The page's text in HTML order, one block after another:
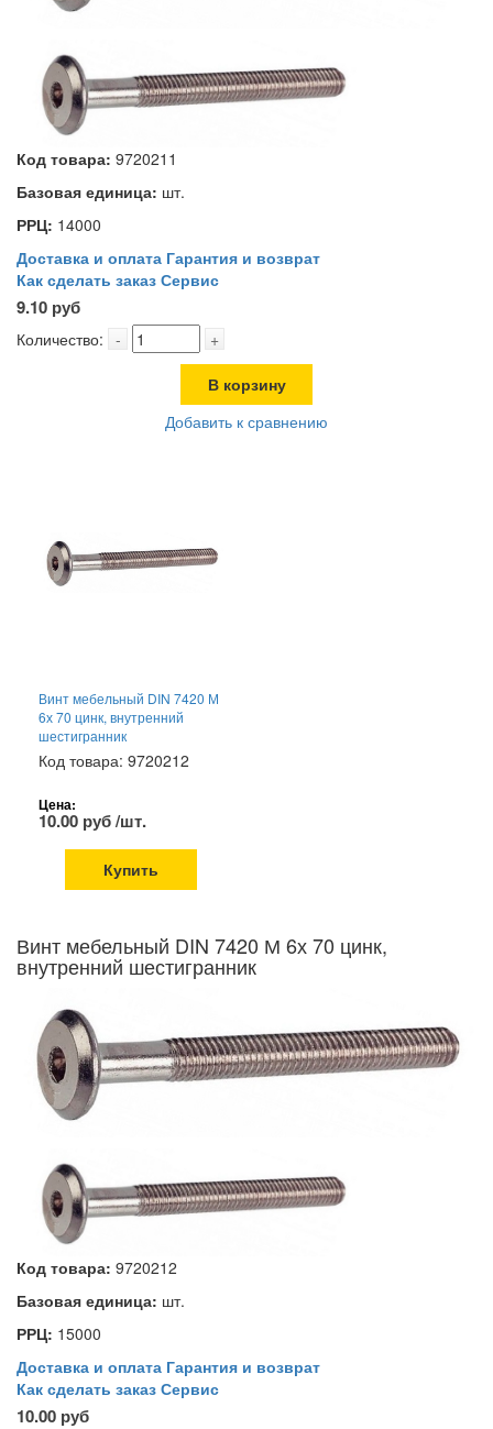
Код товара: 9720211
Базовая единица: шт.
РРЦ: 14000
Доставка и оплата Гарантия и возврат
Как сделать заказ Сервис
9.10 руб
Количество: - +
В корзину
Добавить к сравнению
Винт мебельный DIN 7420 М
6х 70 цинк, внутренний
шестигранник
Код товара: 9720212
Цена:
10.00 руб /шт.
Купить
Винт мебельный DIN 7420 М 6х 70 цинк,
внутренний шестигранник
Код товара: 9720212
Базовая единица: шт.
РРЦ: 15000
Доставка и оплата Гарантия и возврат
Как сделать заказ Сервис
10.00 руб